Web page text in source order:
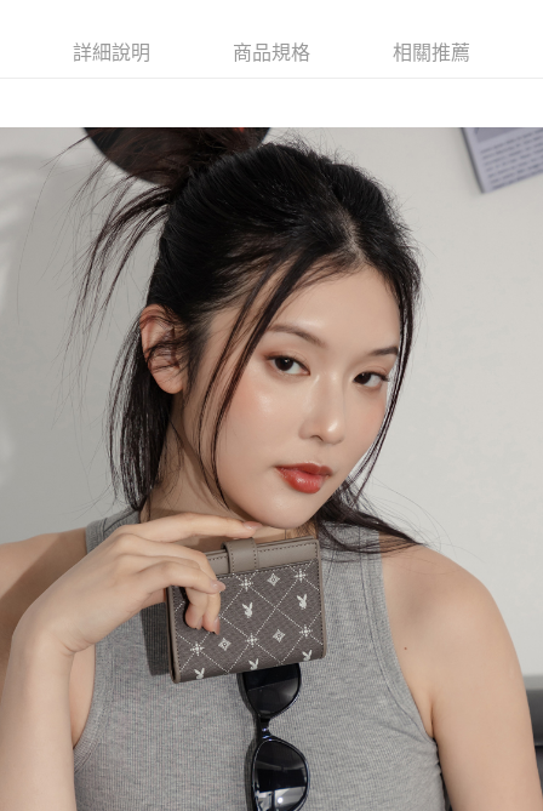
【大哥付你分期使用說明】
1.本服務由台灣大哥大提供，台灣大哥大用戶可立即使用無須另外申請。
2.付款方式選擇「大哥付你分期」，訂單成立後會自動跳轉到大哥付的交易
流程，驗證手機門號後，選擇欲分期的期數、繳款截止日，確認付款後即完
成交易。
3.實際核准額度、可分期數及費用金額請依後續交易確認頁面所載為準。
4.訂單成立30分鐘內，如未前往確認交易或遇審核未通過，訂單將自動取
消。如遇「轉專審核」未通過狀況，表示未達大哥付你分期系統評分，恕無
法說明評估內容。
【繳款方式說明】
1.分期款項不併入電信帳單，「大哥付你分期」於每月結算日後寄送繳費提
2.透過簡訊連結打開帳單後，可選擇「超商條碼／台灣大直營門市／銀行轉
帳／街口支付／iPASS MONEY」等通路繳費。
【注意事項】
1.本服務係由「台灣大哥大股份有限公司」（以下簡稱本公司）所提供，讓
用戶於交易時，得透過本服務購買商品或服務，並由商店將買賣／分期付款
買賣價金債權讓與本公司後，依約使用本公司帳單繳交帳款。
2.基於同意付款使用「大哥付你分期」之契約關係目的，商店將以您的個人
資料（包含姓名、電話或地址）提供予台灣大哥大進項蒐集、處理及利用，
由本公司與您本人進行分期帳單所需資料之確認、核對及更正。
3.完整用戶服務條款，請詳閱以下連結：https://oppay.tw/userRule
AFTEE先享後付
相關說明
【關於「AFTEE先享後付」】
AFTEE先享後付是「在收到商品之後才付款」的支付方式。 讓您購物簡單
便利好安心！
１．簡單：不需註冊會員、不需綁卡、不需儲值。
２．便利：只要手機號碼，簡訊認證，即可結帳。
３．安心：先確認商品／服務後，再付款。
【「AFTEE先享後付」結帳流程】
１．於結帳方式選擇「AFTEE先享後付」後，將跳轉至「AFTEE先享後付」
結帳頁面，進行簡訊認證並確認金額後，即可完成結帳。
２．訂單成立數日內，您將收到繳費通知簡訊。
３．收到繳費通知簡訊後14天內，點擊此簡訊中的連結，可透過四大超商／
ATM／網路銀行／等多元方式進行付款，方視為交易完成。
※ 請注意：結帳手續完成當下不需立刻繳費，但若您需要取消訂單，請聯絡
購買商品的店家。未經商家同意取消之訂單仍視為有效，需透過AFTEE先享
後付繳納相關費用。
※ 交易是否成功請以「AFTEE先享後付 」之結帳頁面顯示為準，若有關於
是否繳費成功／繳費後需取消欲退款等相關疑問，請聯繫「AFTEE先享後付
客戶支援中心」
https://netprotections.freshdesk.com/support/home
【注意事項】
１．透過由恩沛科技股份有限公司提供之「AFTEE先享後付」服務完成之交
易，需依本服務之必要範圍內提供個人資料，並將交易相關給付款項請求債
權轉讓予恩沛科技股份有限公司。
２．關於個人資料處理事宜，請瀏覽以下網址：
https://aftee.tw/terms/#terms3
３．未成年的使用者請事先徵得法定代理人或監護人之同意方可使用
「AFTEE先享後付」，若未經同意申辦者引起之損失，本公司不負相關責
運送方式
全家取貨付款
每筆NT$60，滿NT$1,500(含以上)免運費
付款後全家取貨
每筆NT$60，滿NT$1,500(含以上)免運費
萊爾富取貨付款
每筆NT$120
付款後萊爾富取貨
每筆NT$122
7-11取貨付款
每筆NT$60，滿NT$2,000(含以上)免運費
付款後7-11取貨
每筆NT$60，滿NT$2,000(含以上)免運費
詳細說明 商品規格 相關推薦